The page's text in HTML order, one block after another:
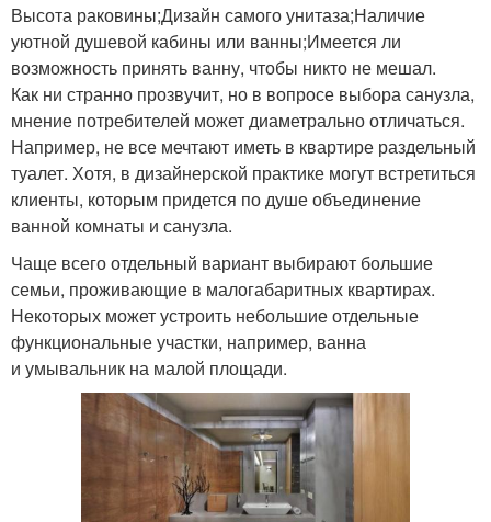
Высота раковины;Дизайн самого унитаза;Наличие
уютной душевой кабины или ванны;Имеется ли
возможность принять ванну, чтобы никто не мешал.
Как ни странно прозвучит, но в вопросе выбора санузла,
мнение потребителей может диаметрально отличаться.
Например, не все мечтают иметь в квартире раздельный
туалет. Хотя, в дизайнерской практике могут встретиться
клиенты, которым придется по душе объединение
ванной комнаты и санузла.
Чаще всего отдельный вариант выбирают большие
семьи, проживающие в малогабаритных квартирах.
Некоторых может устроить небольшие отдельные
функциональные участки, например, ванна
и умывальник на малой площади.